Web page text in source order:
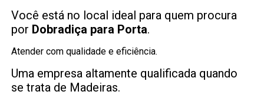
Você está no local ideal para quem procura
por Dobradiça para Porta.
Atender com qualidade e eficiência.
Uma empresa altamente qualificada quando
se trata de Madeiras.